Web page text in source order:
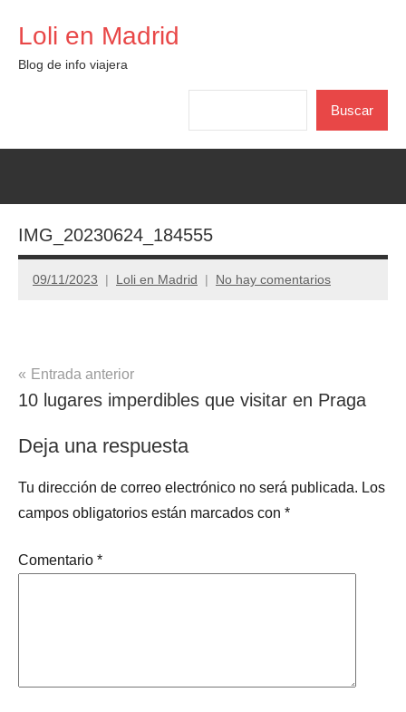
contenido
Loli en Madrid
Blog de info viajera
Buscar
IMG_20230624_184555
09/11/2023 Loli en Madrid No hay comentarios
Navegación
de
entradas
Entrada anterior
10 lugares imperdibles que visitar en Praga
Deja una respuesta
Tu dirección de correo electrónico no será publicada. Los
campos obligatorios están marcados con *
Comentario *